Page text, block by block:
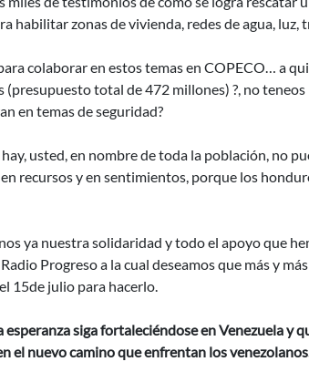
habilitar zonas de vivienda, redes de agua,
colaborar en estos temas en COPECO… a
total de 472 millones) ?, no
en temas de seguridad?
usted, en nombre de toda la población, no
recursos y en sentimientos, porque los
ya nuestra solidaridad y todo el apoyo que
Progreso a la cual deseamos que más y
15de julio para hacerlo.
siga fortaleciéndose en Venezuela y
el nuevo camino que enfrentan los